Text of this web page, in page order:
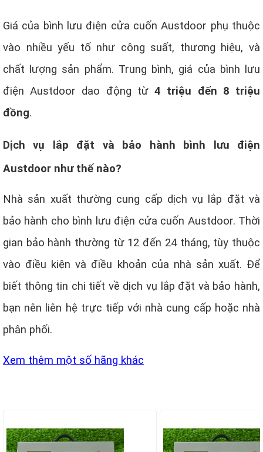
Giá của bình lưu điện cửa cuốn Austdoor phụ thuộc
vào nhiều yếu tố như công suất, thương hiệu, và
chất lượng sản phẩm. Trung bình, giá của bình lưu
điện Austdoor dao động từ4 triệu đến 8 triệu
đồng.
Dịch vụ lắp đặt và bảo hành bình lưu điện
Austdoor như thế nào?
Nhà sản xuất thường cung cấp dịch vụ lắp đặt và
bảo hành cho bình lưu điện cửa cuốn Austdoor. Thời
gian bảo hành thường từ 12 đến 24 tháng, tùy thuộc
vào điều kiện và điều khoản của nhà sản xuất. Để
biết thông tin chi tiết về dịch vụ lắp đặt và bảo hành,
bạn nên liên hệ trực tiếp với nhà cung cấp hoặc nhà
phân phối.
Xem thêm một số hãng khác